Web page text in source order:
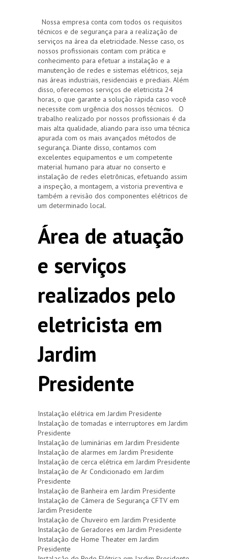
Nossa empresa conta com todos os requisitos
técnicos e de segurança para a realização de
serviços na área da eletricidade. Nesse caso, os
nossos profissionais contam com prática e
conhecimento para efetuar a instalação e a
manutenção de redes e sistemas elétricos, seja
nas áreas industriais, residenciais e prediais. Além
disso, oferecemos serviços de eletricista 24
horas, o que garante a solução rápida caso você
necessite com urgência dos nossos técnicos. O
trabalho realizado por nossos profissionais é da
mais alta qualidade, aliando para isso uma técnica
apurada com os mais avançados métodos de
segurança. Diante disso, contamos com
excelentes equipamentos e um competente
material humano para atuar no conserto e
instalação de redes eletrônicas, efetuando assim
a inspeção, a montagem, a vistoria preventiva e
também a revisão dos componentes elétricos de
um determinado local.
Área de atuação
e serviços
realizados pelo
eletricista em
Jardim
Presidente
Instalação elétrica em Jardim Presidente
Instalação de tomadas e interruptores em Jardim
Presidente
Instalação de luminárias em Jardim Presidente
Instalação de alarmes em Jardim Presidente
Instalação de cerca elétrica em Jardim Presidente
Instalação de Ar Condicionado em Jardim
Presidente
Instalação de Banheira em Jardim Presidente
Instalação de Câmera de Segurança CFTV em
Jardim Presidente
Instalação de Chuveiro em Jardim Presidente
Instalação de Geradores em Jardim Presidente
Instalação de Home Theater em Jardim
Presidente